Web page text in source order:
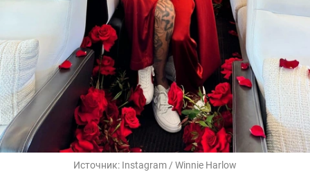
Источник: Instagram / Winnie Harlow